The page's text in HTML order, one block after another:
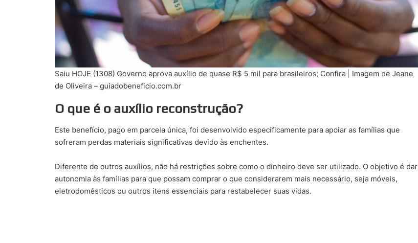
Saiu HOJE (1308) Governo aprova auxílio de quase R$ 5 mil para brasileiros; Confira | Imagem de Jeane
de Oliveira – guiadobeneficio.com.br
O que é o auxílio reconstrução?
Este benefício, pago em parcela única, foi desenvolvido especificamente para apoiar as famílias que
sofreram perdas materiais significativas devido às enchentes.
Diferente de outros auxílios, não há restrições sobre como o dinheiro deve ser utilizado. O objetivo é dar
autonomia às famílias para que possam comprar o que considerarem mais necessário, seja móveis,
eletrodomésticos ou outros itens essenciais para restabelecer suas vidas.